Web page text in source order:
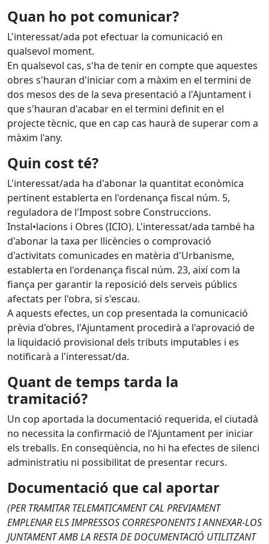
Quan ho pot comunicar?
L'interessat/ada pot efectuar la comunicació en
qualsevol moment.
En qualsevol cas, s'ha de tenir en compte que aquestes
obres s'hauran d'iniciar com a màxim en el termini de
dos mesos des de la seva presentació a l'Ajuntament i
que s'hauran d'acabar en el termini definit en el
projecte tècnic, que en cap cas haurà de superar com a
màxim l'any.
Quin cost té?
L'interessat/ada ha d'abonar la quantitat econòmica
pertinent establerta en l'ordenança fiscal núm. 5,
reguladora de l'Impost sobre Construccions.
Instal•lacions i Obres (ICIO). L'interessat/ada també ha
d'abonar la taxa per llicències o comprovació
d'activitats comunicades en matèria d'Urbanisme,
establerta en l'ordenança fiscal núm. 23, així com la
fiança per garantir la reposició dels serveis públics
afectats per l'obra, si s'escau.
A aquests efectes, un cop presentada la comunicació
prèvia d'obres, l'Ajuntament procedirà a l'aprovació de
la liquidació provisional dels tributs imputables i es
notificarà a l'interessat/da.
Quant de temps tarda la
tramitació?
Un cop aportada la documentació requerida, el ciutadà
no necessita la confirmació de l'Ajuntament per iniciar
els treballs. En conseqüència, no hi ha efectes de silenci
administratiu ni possibilitat de presentar recurs.
Documentació que cal aportar
(PER TRAMITAR TELEMATICAMENT CAL PREVIAMENT
EMPLENAR ELS IMPRESSOS CORRESPONENTS I ANNEXAR-LOS
JUNTAMENT AMB LA RESTA DE DOCUMENTACIÓ UTILITZANT